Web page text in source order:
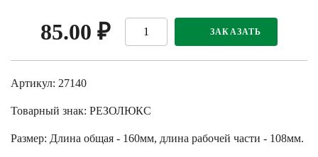
85.00 ₽ ЗАКАЗАТЬ
Артикул: 27140
Товарный знак: РЕЗОЛЮКС
Размер: Длина общая - 160мм, длина рабочей части - 108мм.